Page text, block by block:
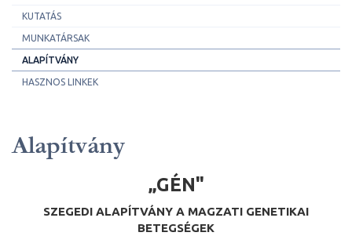
KUTATÁS
MUNKATÁRSAK
ALAPÍTVÁNY
HASZNOS LINKEK
Alapítvány
„GÉN"
SZEGEDI ALAPÍTVÁNY A MAGZATI GENETIKAI
BETEGSÉGEK